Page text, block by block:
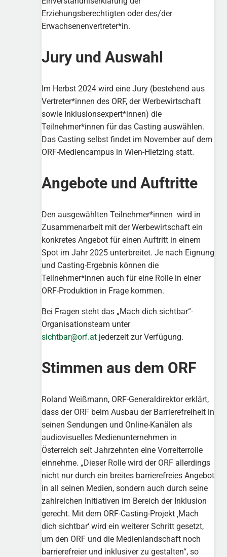
Erziehungsberechtigten oder des/der
Erwachsenenvertreter*in.
Jury und Auswahl
Im Herbst 2024 wird eine Jury (bestehend aus
Vertreter*innen des ORF, der Werbewirtschaft
sowie Inklusionsexpert*innen) die
Teilnehmer*innen für das Casting auswählen.
Das Casting selbst findet im November auf dem
ORF-Mediencampus in Wien-Hietzing statt.
Angebote und Auftritte
Den ausgewählten Teilnehmer*innen wird in
Zusammenarbeit mit der Werbewirtschaft ein
konkretes Angebot für einen Auftritt in einem
Spot im Jahr 2025 unterbreitet. Je nach Eignung
und Casting-Ergebnis können die
Teilnehmer*innen auch für eine Rolle in einer
ORF-Produktion in Frage kommen.
Bei Fragen steht das „Mach dich sichtbar“-
Organisationsteam unter
sichtbar@orf.at jederzeit zur Verfügung.
Stimmen aus dem ORF
Roland Weißmann, ORF-Generaldirektor erklärt,
dass der ORF beim Ausbau der Barrierefreiheit in
seinen Sendungen und Online-Kanälen als
audiovisuelles Medienunternehmen in
Österreich seit Jahrzehnten eine Vorreiterrolle
einnehme. „Dieser Rolle wird der ORF allerdings
nicht nur durch ein breites barrierefreies Angebot
in all seinen Medien, sondern auch durch seine
zahlreichen Initiativen im Bereich der Inklusion
gerecht. Mit dem ORF-Casting-Projekt ‚Mach
dich sichtbar‘ wird ein weiterer Schritt gesetzt,
um den ORF und die Medienlandschaft noch
barrierefreier und inklusiver zu gestalten“, so